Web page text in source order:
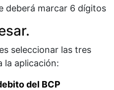
deberá marcar 6 dígitos
seleccionar las tres
la aplicación:
del BCP